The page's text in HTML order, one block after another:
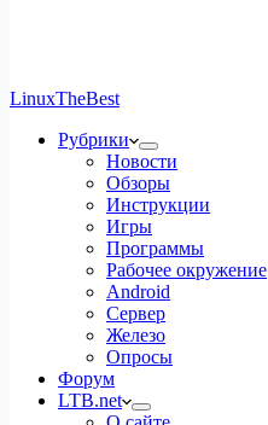
LinuxTheBest
Рубрики
Новости
Обзоры
Инструкции
Игры
Программы
Рабочее окружение
Android
Сервер
Железо
Опросы
Форум
LTB.net